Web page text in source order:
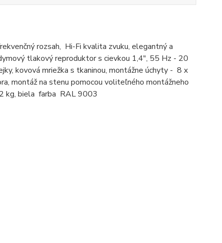
rozsah, Hi-Fi kvalita zvuku, elegantný a
tlakový reproduktor s cievkou 1,4", 55 Hz - 20
kovová mriežka s tkaninou, montážne úchyty - 8 x
montáž na stenu pomocou voliteľného montážneho
kg, biela farba RAL 9003